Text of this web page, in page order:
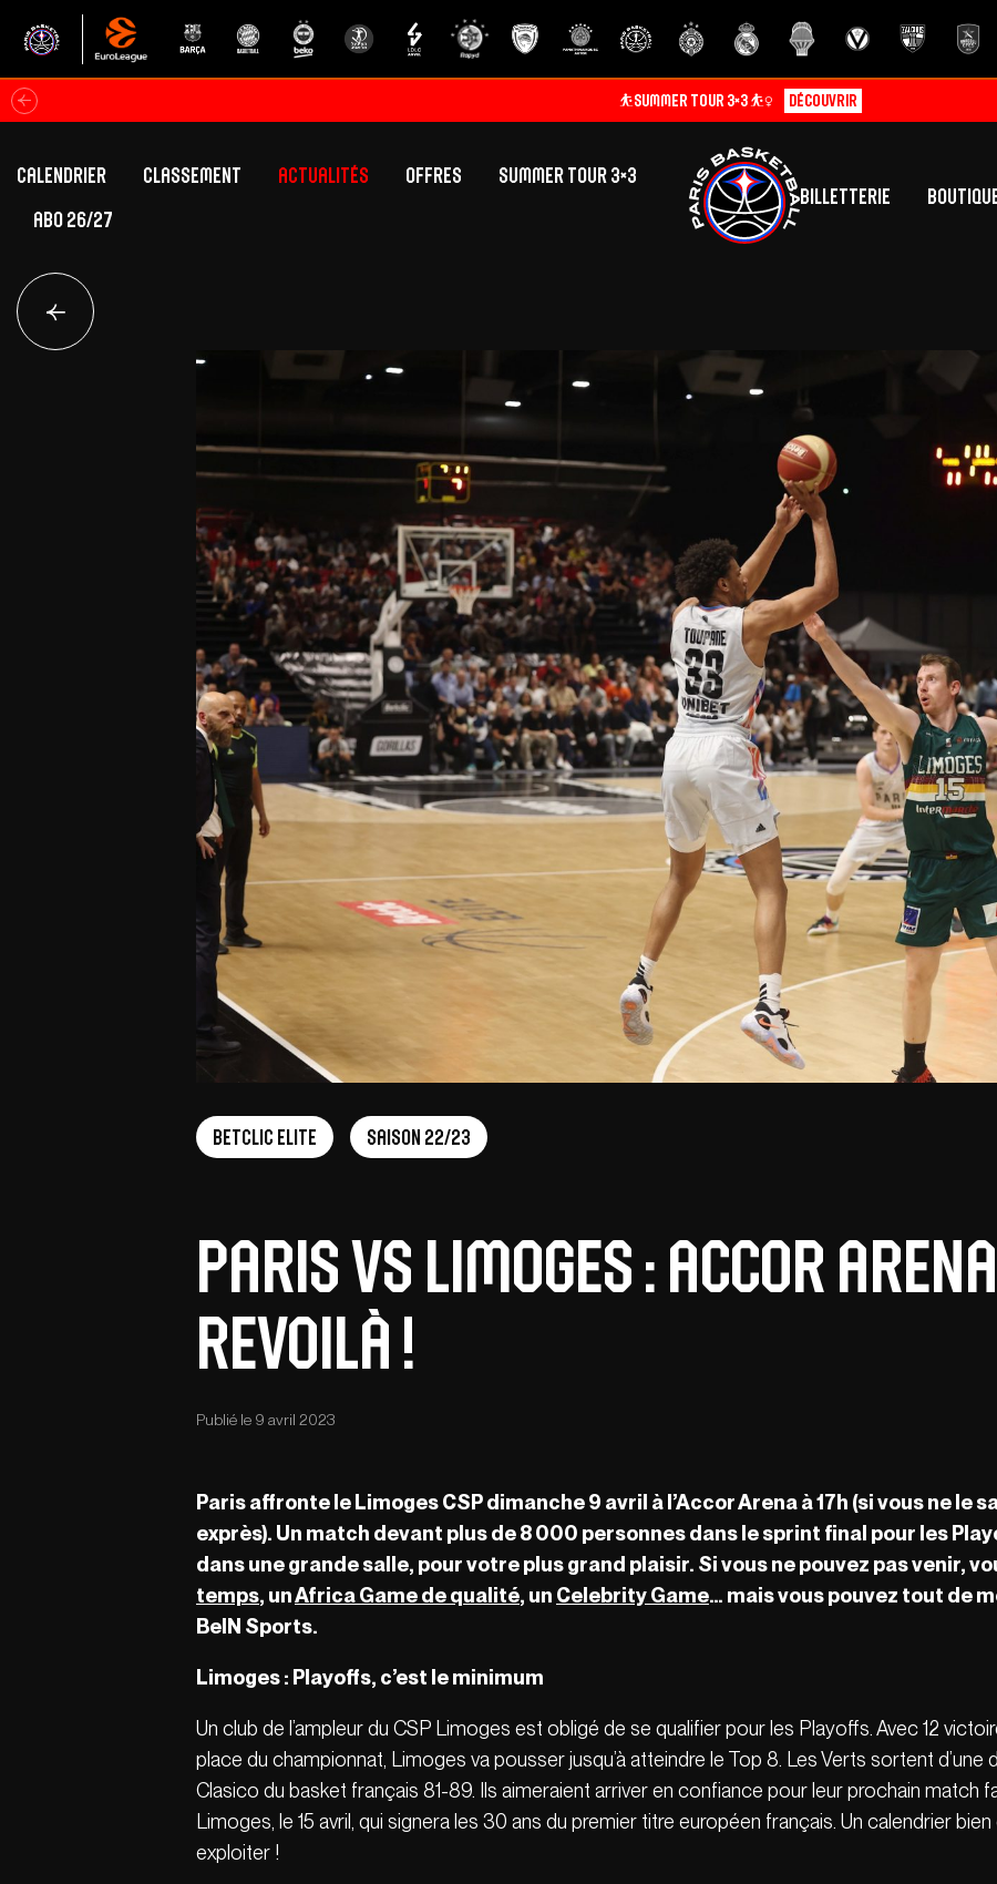
⛹️SUMMER TOUR 3×3 ⛹️‍♀️ Découvrir
Calendrier
Classement
Classement Betclic Elite
Actualités
Offres
SUMMER TOUR 3×3
ABO 26/27
Billetterie
Équipe Première
Classement Betclic Elite
Présentation
Présentation
Camps
Offres Grand Public Offres Hospitalités
Courtside Club
Central House
Suites
FAQ
Adidas Arena
Accès et informations
Arena Tour
Événements et séminaires
Entertainment
FAQ
Betclic Elite Saison 22/23
Paris vs Limoges : Accor
revoilà !
Publié le 9 avril 2023
Paris affronte le Limoges CSP dimanche 9 avril à l’Accor Arena à 17h (si vous ne le
exprès). Un match devant plus de 8 000 personnes dans le sprint final pour les
dans une grande salle, pour votre plus grand plaisir. Si vous ne pouvez pas venir,
temps, unAfrica Game de qualité, un Celebrity Game… mais vous pouvez tout de
BeIN Sports.
Limoges : Playoffs, c’est le minimum
Un club de l’ampleur du CSP Limoges est obligé de se qualifier pour les Playoffs. Avec 12
place du championnat, Limoges va pousser jusqu’à atteindre le Top 8. Les Verts sortent
Clasico du basket français 81-89. Ils aimeraient arriver en confiance pour leur prochain match
Limoges, le 15 avril, qui signera les 30 ans du premier titre européen français. Un calendrier
exploiter !